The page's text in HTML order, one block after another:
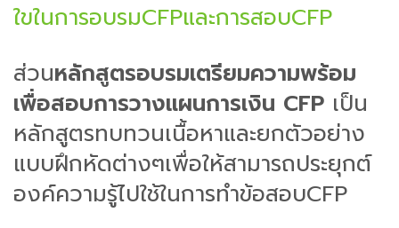
ใขในการอบรมCFPและการสอบCFP
ส่วนหลักสูตรอบรมเตรียมความพร้อม
เพื่อสอบการวางแผนการเงิน CFP เป็น
หลักสูตรทบทวนเนื้อหาและยกตัวอย่าง
แบบฝึกหัดต่างๆเพื่อให้สามารถประยุกต์
องค์ความรู้ไปใช้ในการทำข้อสอบCFP